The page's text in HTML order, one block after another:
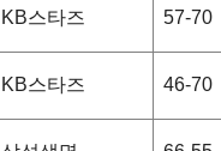
KB스타즈 57-70
KB스타즈 46-70